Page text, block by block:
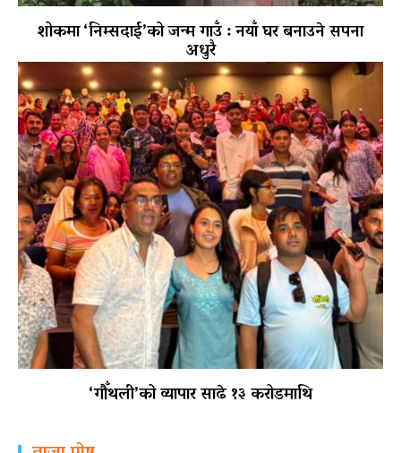
शोकमा ‘निम्सदाई’को जन्म गाउँ : नयाँ घर बनाउने सपना
अधुरै
‘गौँथली’को व्यापार साढे १३ करोडमाथि